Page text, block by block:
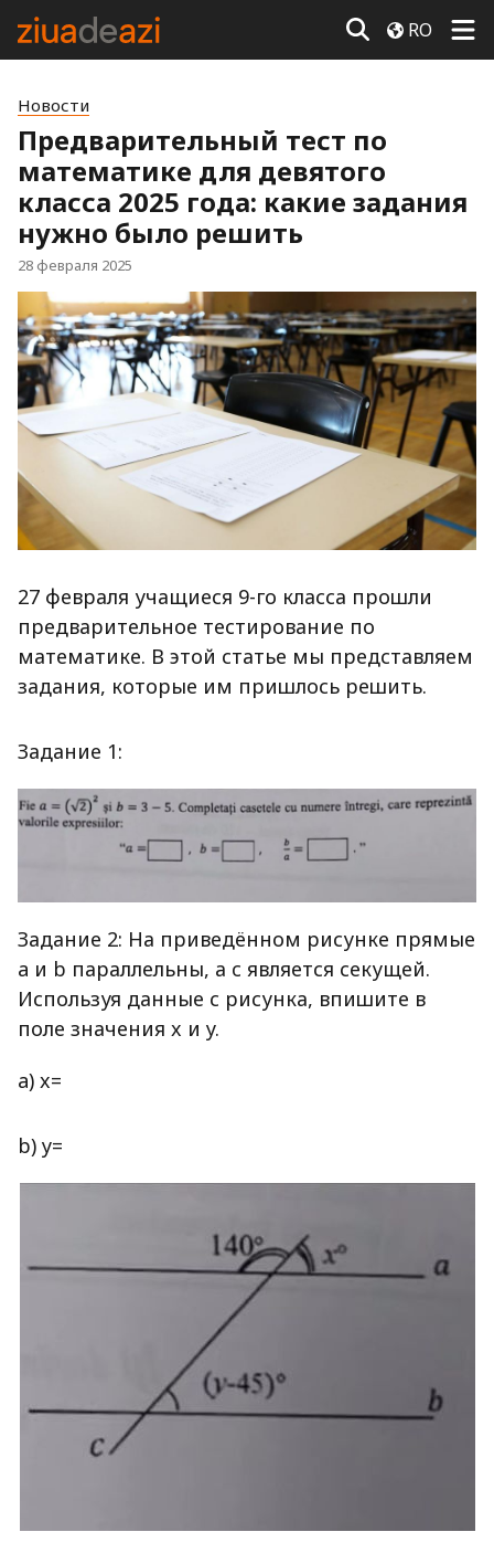
RO
Новости
Предварительный тест по
математике для девятого
класса 2025 года: какие задания
нужно было решить
28 февраля 2025
27 февраля учащиеся 9-го класса прошли
предварительное тестирование по
математике. В этой статье мы представляем
задания, которые им пришлось решить.
Задание 1:
Задание 2: На приведённом рисунке прямые
a и b параллельны, а c является секущей.
Используя данные с рисунка, впишите в
поле значения x и y.
a) x=
b) y=